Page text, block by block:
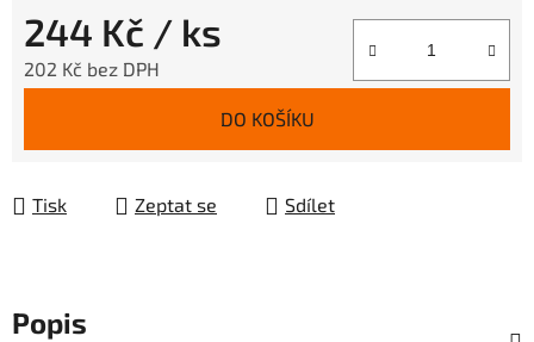
244 Kč / ks
202 Kč bez DPH
DO KOŠÍKU
Tisk Zeptat se Sdílet
Popis